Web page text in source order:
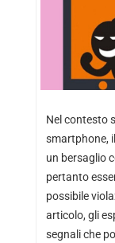
Nel contesto
smartphone,
un bersaglio
pertanto
possibile
articolo, gli
segnali che